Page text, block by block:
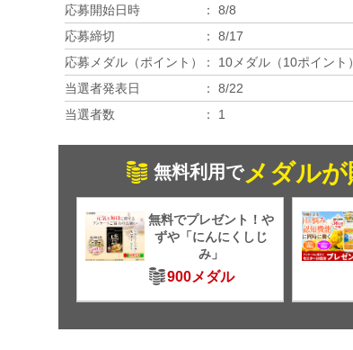
応募開始日時
8/8
応募締切
8/17
応募メダル（ポイント）
10メダル（10ポイント）
当選者発表日
8/22
当選者数
1
無料利用でメダルが
無料でプレゼント！や
ずや「にんにくしじ
み」
900メダル